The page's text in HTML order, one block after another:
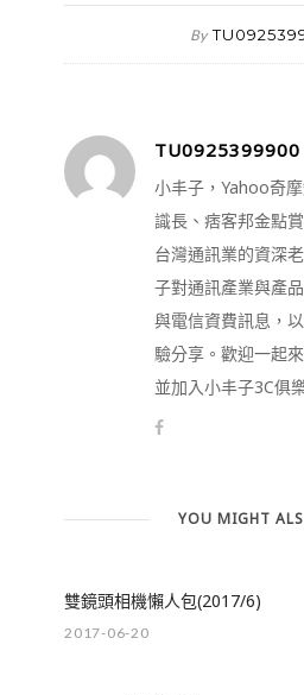
By
TU0925399900
小丰子，Yahoo奇
識長、痞客邦金點
台灣通訊業的資深
子對通訊產業與產
與電信資費訊息，
驗分享。歡迎一起
並加入小丰子3C俱
YOU MIGHT
雙鏡頭相機懶人包(2017/6)
2017-06-20